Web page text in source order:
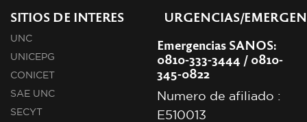
SITIOS DE INTERES
UNC
UNICEPG
CONICET
SAE UNC
SECYT
URGENCIAS/
Emergencias SANOS:
0810-333-3444 / 0810-
345-0822
Numero de afiliado :
E510013